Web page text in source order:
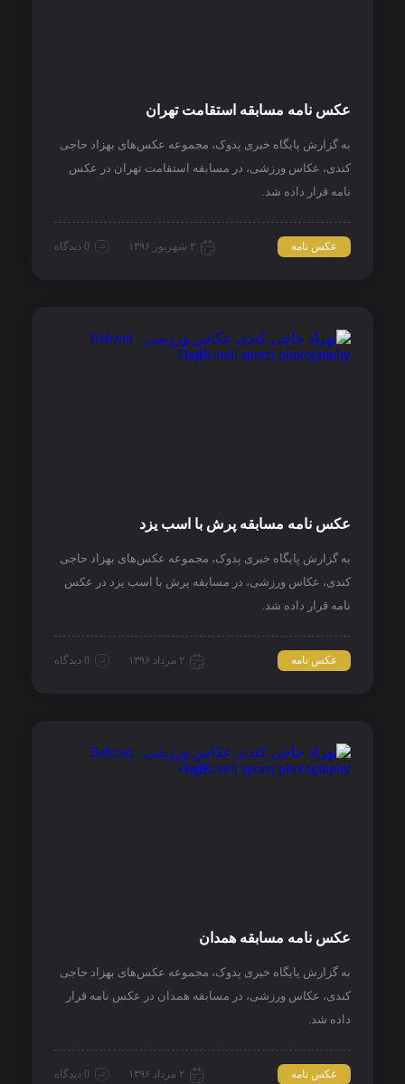
عکس نامه مسابقه استقامت تهران
به گزارش پایگاه خبری پدوک، مجموعه عکس‌های بهزاد حاجی
کندی، عکاس ورزشی، در مسابقه استقامت تهران در عکس
نامه قرار داده شد.
عکس نامه ۳ شهریور ۱۳۹۶ 0 دیدگاه
عکس نامه مسابقه پرش با اسب یزد
به گزارش پایگاه خبری پدوک، مجموعه عکس‌های بهزاد حاجی
کندی، عکاس ورزشی، در مسابقه پرش با اسب یزد در عکس
نامه قرار داده شد.
عکس نامه ۲ مرداد ۱۳۹۶ 0 دیدگاه
عکس نامه مسابقه همدان
به گزارش پایگاه خبری پدوک، مجموعه عکس‌های بهزاد حاجی
کندی، عکاس ورزشی، در مسابقه همدان در عکس نامه قرار
داده شد.
عکس نامه ۲ مرداد ۱۳۹۶ 0 دیدگاه